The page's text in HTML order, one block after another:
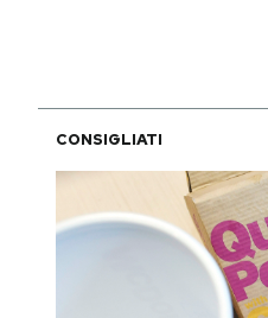
CONSIGLIATI